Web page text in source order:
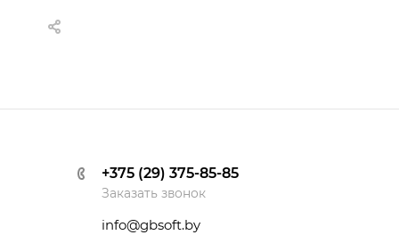
+375 (29) 375-85-85
Заказать звонок
info@gbsoft.by